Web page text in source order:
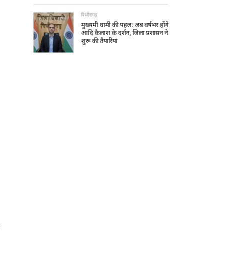
पिथौरागढ़
मुख्यमंत्री धामी की पहल: अब वर्षभर होंगे
आदि कैलाश के दर्शन, जिला प्रशासन ने
शुरू की तैयारियां